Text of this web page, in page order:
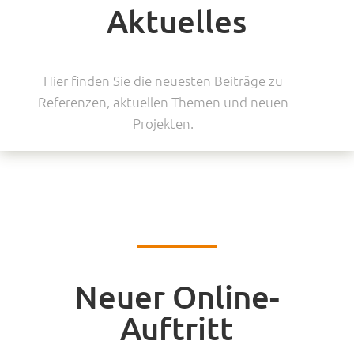
Aktuelles
Hier finden Sie die neuesten Beiträge zu
Referenzen, aktuellen Themen und neuen
Projekten.
Neuer Online-
Auftritt